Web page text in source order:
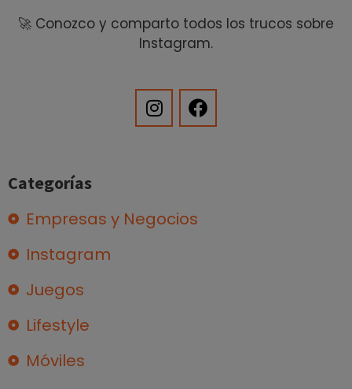
🚀 Conozco y comparto todos los trucos sobre
Instagram.
Categorías
Empresas y Negocios
Instagram
Juegos
Lifestyle
Móviles